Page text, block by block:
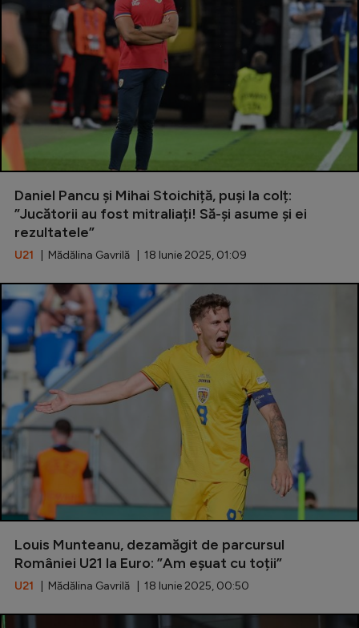
Daniel Pancu și Mihai Stoichiță, puși la colț:
”Jucătorii au fost mitraliați! Să-și asume și ei
rezultatele”
U21 | Mădălina Gavrilă | 18 Iunie 2025, 01:09
Louis Munteanu, dezamăgit de parcursul
României U21 la Euro: ”Am eșuat cu toții”
U21 | Mădălina Gavrilă | 18 Iunie 2025, 00:50